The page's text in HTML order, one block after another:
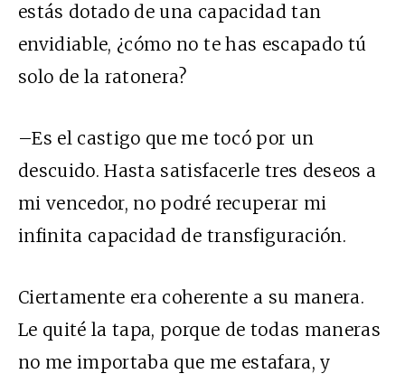
estás dotado de una capacidad tan
envidiable, ¿cómo no te has escapado tú
solo de la ratonera?
–Es el castigo que me tocó por un
descuido. Hasta satisfacerle tres deseos a
mi vencedor, no podré recuperar mi
infinita capacidad de transfiguración.
Ciertamente era coherente a su manera.
Le quité la tapa, porque de todas maneras
no me importaba que me estafara, y